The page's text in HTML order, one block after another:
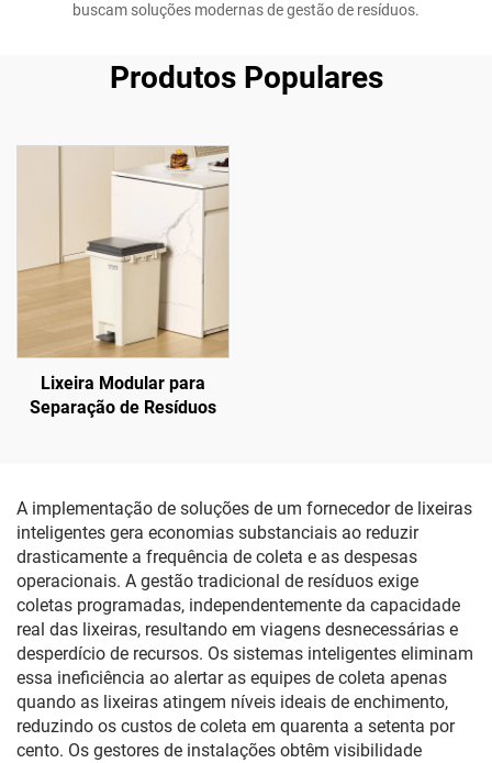
buscam soluções modernas de gestão de resíduos.
Produtos Populares
Lixeira Modular para
Separação de Resíduos
A implementação de soluções de um fornecedor de lixeiras
inteligentes gera economias substanciais ao reduzir
drasticamente a frequência de coleta e as despesas
operacionais. A gestão tradicional de resíduos exige
coletas programadas, independentemente da capacidade
real das lixeiras, resultando em viagens desnecessárias e
desperdício de recursos. Os sistemas inteligentes eliminam
essa ineficiência ao alertar as equipes de coleta apenas
quando as lixeiras atingem níveis ideais de enchimento,
reduzindo os custos de coleta em quarenta a setenta por
cento. Os gestores de instalações obtêm visibilidade